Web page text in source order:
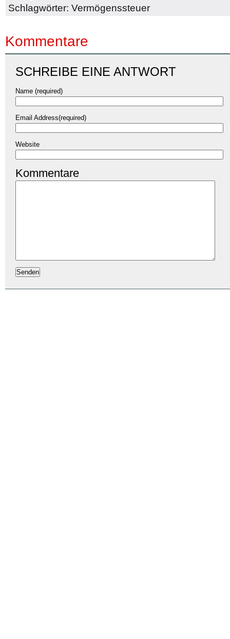
Schlagwörter: Vermögenssteuer
Kommentare
SCHREIBE EINE ANTWORT
Name (required)
Email Address(required)
Website
Kommentare